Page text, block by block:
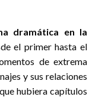
dramática en la
el primer hasta el
de extrema
y sus relaciones
hubiera capítulos